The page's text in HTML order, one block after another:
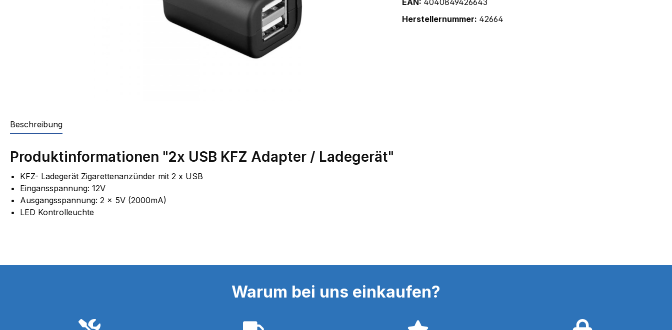
Herstellernummer: 42664
Beschreibung
Produktinformationen "2x USB KFZ Adapter / Ladegerät"
KFZ- Ladegerät Zigarettenanzünder mit 2 x USB
Eingansspannung: 12V
Ausgangsspannung: 2 x 5V (2000mA)
LED Kontrolleuchte
Warum bei uns einkaufen?